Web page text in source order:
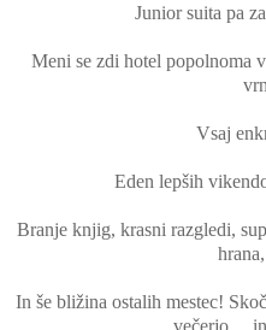
Junior suita pa
Meni se zdi hotel popolnoma
Vsaj
Eden lepših
Branje knjig, krasni razgledi,
In še bližina ostalih mestec!
večerjo ...